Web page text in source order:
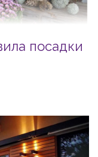
посадки